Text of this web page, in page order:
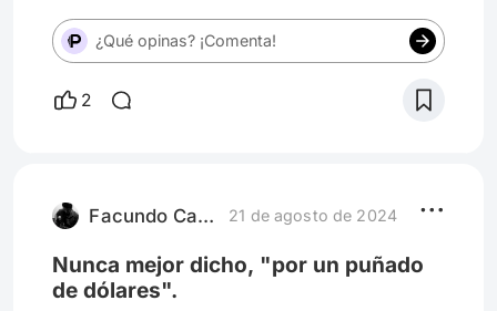
¿Qué opinas? ¡Comenta!
2
Facundo Catriel 21 de agosto de 2024
Nunca mejor dicho, "por un puñado
de dólares".